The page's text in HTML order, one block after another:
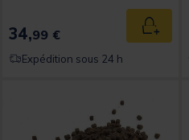
34,99 €
Expédition sous 24 h